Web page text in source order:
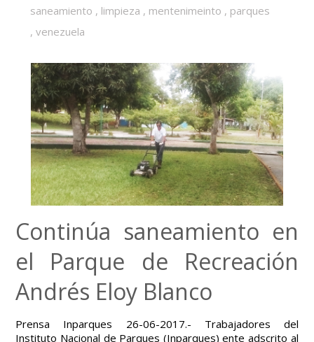
saneamiento , limpieza , mentenimeinto , parques
, venezuela
Continúa saneamiento en
el Parque de Recreación
Andrés Eloy Blanco
Prensa Inparques 26-06-2017.- Trabajadores del
Instituto Nacional de Parques (Inparques) ente adscrito al